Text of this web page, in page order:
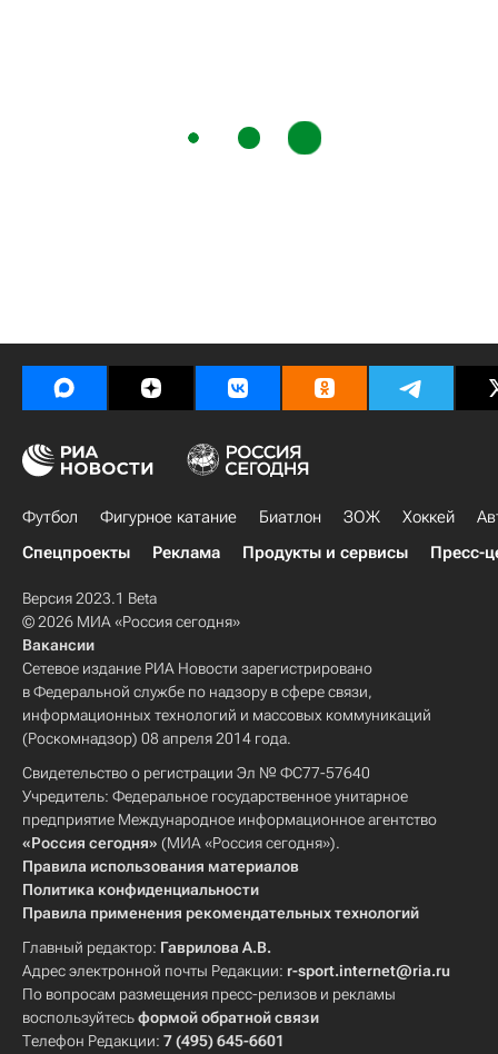
Футбол Фигурное катание Биатлон ЗОЖ Хоккей
Спецпроекты
Реклама Продукты и сервисы Пресс-
Версия 2023.1 Beta
© 2026 МИА «Россия сегодня»
Вакансии
Сетевое издание РИА Новости зарегистрировано
в Федеральной службе по надзору в сфере связи,
информационных технологий и массовых коммуникаций
(Роскомнадзор) 08 апреля 2014 года.
Свидетельство о регистрации Эл № ФС77-57640
Учредитель: Федеральное государственное унитарное
предприятие Международное информационное агентство
«Россия сегодня» (МИА «Россия сегодня»).
Правила использования материалов
Политика конфиденциальности
Правила применения рекомендательных технологий
Главный редактор: Гаврилова А.В.
Адрес электронной почты Редакции: r-sport.internet@ria.ru
По вопросам размещения пресс-релизов и рекламы
воспользуйтесьформой обратной связи
Телефон Редакции: 7 (495) 645-6601